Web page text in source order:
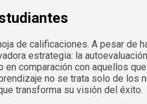
de calificaciones. A pesar
estrategia: la
comparación con aquellos
no se trata solo de
transforma su visión del éxito.